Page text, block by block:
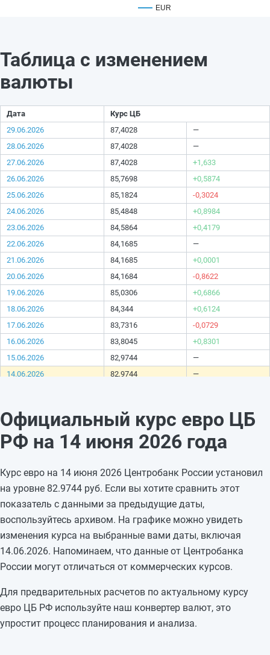
EUR
Таблица с изменением
валюты
Дата
Курс ЦБ
29.06.2026
87,4028
—
28.06.2026
87,4028
—
27.06.2026
87,4028
+1,633
26.06.2026
85,7698
+0,5874
25.06.2026
85,1824
-0,3024
24.06.2026
85,4848
+0,8984
23.06.2026
84,5864
+0,4179
22.06.2026
84,1685
—
21.06.2026
84,1685
+0,0001
20.06.2026
84,1684
-0,8622
19.06.2026
85,0306
+0,6866
18.06.2026
84,344
+0,6124
17.06.2026
83,7316
-0,0729
16.06.2026
83,8045
+0,8301
15.06.2026
82,9744
—
14.06.2026
82,9744
—
11.06.2026
83,0817
+0,3031
10.06.2026
82,7786
-2,5013
08.06.2026
85,5583
—
07.06.2026
85,5583
—
06.06.2026
85,5583
-0,713
05.06.2026
86,2713
+1,1469
04.06.2026
85,1244
+0,5147
03.06.2026
84,6097
-1,6403
02.06.2026
86,25
+3,613
31.05.2026
Официальный курс евро ЦБ
РФ на 14 июня 2026 года
Курс евро на 14 июня 2026 Центробанк России установил
на уровне 82.9744 руб. Если вы хотите сравнить этот
показатель с данными за предыдущие даты,
воспользуйтесь архивом. На графике можно увидеть
изменения курса на выбранные вами даты, включая
14.06.2026. Напоминаем, что данные от Центробанка
России могут отличаться от коммерческих курсов.
Для предварительных расчетов по актуальному курсу
евро ЦБ РФ используйте наш конвертер валют, это
упростит процесс планирования и анализа.